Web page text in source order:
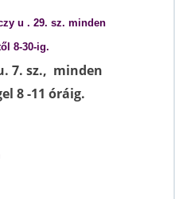
u . 29. sz. minden
8-30-ig.
7. sz., minden
8 -11 óráig.